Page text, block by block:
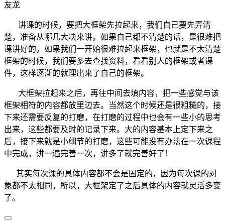
友龙
讲课的时候，要把大框架先拉起来，我们自己要先弄清
楚，准备从哪几大块来讲。如果自己都不清楚的话，是很难把
课讲好的。如果我们一开始很难拉起来框架，也就是不太清楚
框架的时候，我们要多去查找资料，看看别人的框架或者课
件，这样逐渐的就理出来了自己的框架。
大框架拉起来之后，再往中间去填内容，把一些感觉与该
框架相符的内容都放里边去。当然这个时候还是很粗糙的，接
下来还需要反复的打磨，在打磨的过程中也会有一些小的思考
出来，这些都要及时的记录下来。大的内容基本上定下来之
后，接下来就是小细节的打磨，这些可能没有办法在一次课程
中完成，讲一遍完善一次，讲多了就完善好了！
其实每次课的具体内容都不会是固定的，因为每次课的对
象都不太相同，所以，大框架定了之后具体的内容就灵活多变
了。